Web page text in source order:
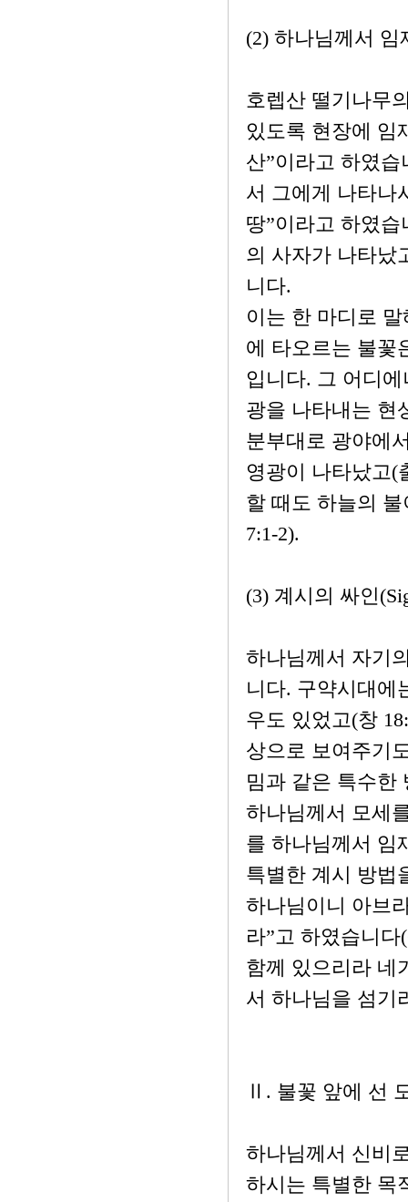
(2) 하나님께서
호렙산 떨기나무
있도록 현장에 임
산”이라고 하였
서 그에게 나타나
땅”이라고 하였
의 사자가 나타났
니다.
이는 한 마디로
에 타오르는 불꽃
입니다. 그 어디
광을 나타내는 현
분부대로 광야에
영광이 나타났고(
할 때도 하늘의
7:1-2).
(3) 계시의 싸인
하나님께서 자기
니다. 구약시대에
우도 있었고(창
상으로 보여주기
밈과 같은 특수한
하나님께서 모세
를 하나님께서 임
특별한 계시 방법
하나님이니 아브
라”고 하였습니
함께 있으리라 네
서 하나님을 섬기
Ⅱ. 불꽃 앞에 선
하나님께서 신비
하시는 특별한 목